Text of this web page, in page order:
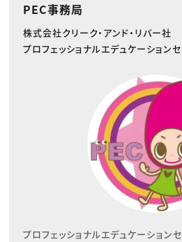
PEC事務局
株式会社クリーク・アンド・リバー社
プロフェッショナルエデュケーション
プロフェッショナルエデュケーションセ